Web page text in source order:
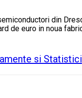
din
de euro in noua